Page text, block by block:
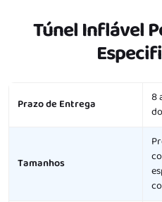
Túnel Inflável
Característica
Prazo de Entrega
8
Tamanhos